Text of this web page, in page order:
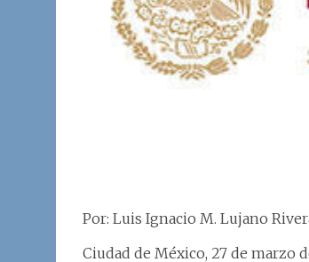
Por: Luis Ignacio M. Lujano
Ciudad de México, 27 de marzo